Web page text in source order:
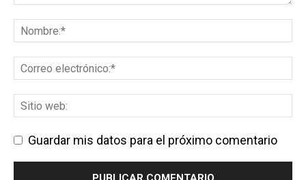
Guardar mis datos para el próximo comentario